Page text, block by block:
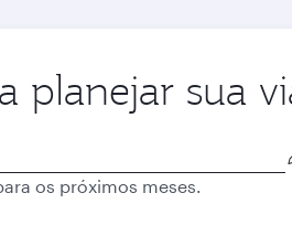
planejar sua
os próximos meses.